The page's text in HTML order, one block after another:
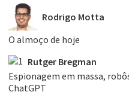
Rodrigo Motta
O almoço de hoje
Rutger Bregman
Espionagem em massa,
ChatGPT